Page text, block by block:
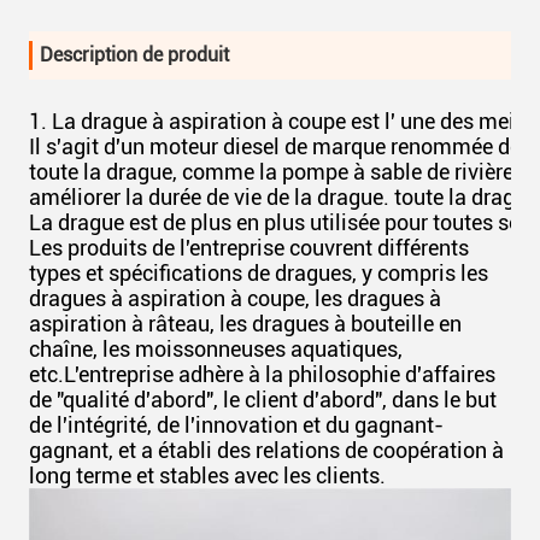
Description de produit
1. La drague à aspiration à coupe est l' une des
Il s'agit d'un moteur diesel de marque renommée de
toute la drague, comme la pompe à sable de rivière.
améliorer la durée de vie de la drague. toute la
La drague est de plus en plus utilisée pour toutes
Les produits de l'entreprise couvrent différents
types et spécifications de dragues, y compris les
dragues à aspiration à coupe, les dragues à
aspiration à râteau, les dragues à bouteille en
chaîne, les moissonneuses aquatiques,
etc.L'entreprise adhère à la philosophie d'affaires
de "qualité d'abord", le client d'abord", dans le but
de l'intégrité, de l'innovation et du gagnant-
gagnant, et a établi des relations de coopération à
long terme et stables avec les clients.